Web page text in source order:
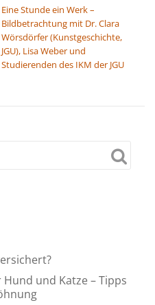
Eine Stunde ein Werk –
Bildbetrachtung mit Dr. Clara
Wörsdörfer (Kunstgeschichte,
JGU), Lisa Weber und
Studierenden des IKM der JGU
und Katze – Tipps